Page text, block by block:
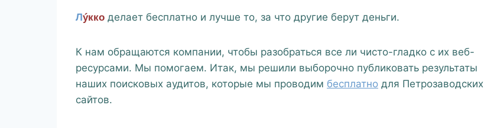
Лýкко делает бесплатно и лучше то, за что другие берут деньги.
К нам обращаются компании, чтобы разобраться все ли чисто-гладко с их веб-
ресурсами. Мы помогаем. Итак, мы решили выборочно публиковать результаты
наших поисковых аудитов, которые мы проводим бесплатно для Петрозаводских
сайтов.